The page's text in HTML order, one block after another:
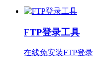
FTP登录工具
在线免安装FTP登